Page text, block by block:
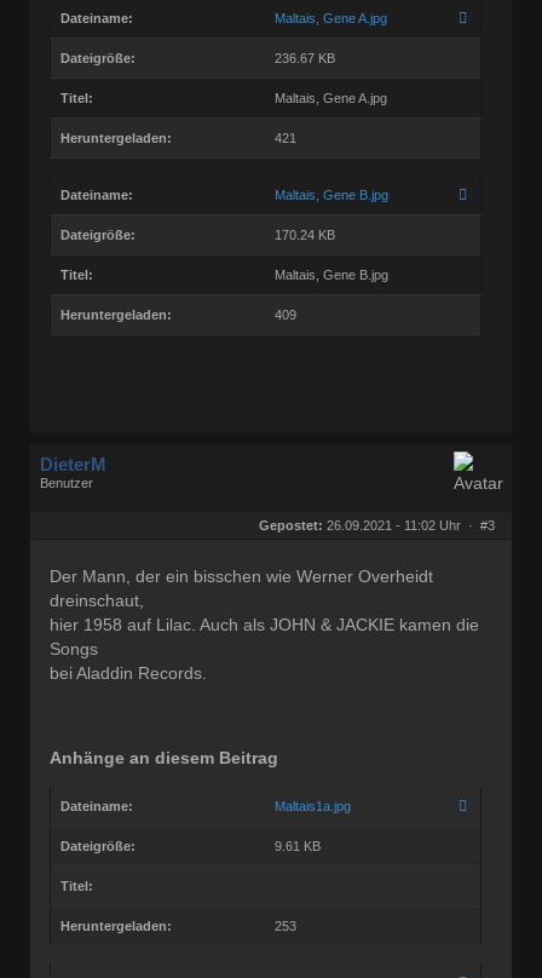
Dateiname: Maltais, Gene A.jpg
Dateigröße: 236.67 KB
Titel: Maltais, Gene A.jpg
Heruntergeladen: 421
Dateiname: Maltais, Gene B.jpg
Dateigröße: 170.24 KB
Titel: Maltais, Gene B.jpg
Heruntergeladen: 409
DieterM
Benutzer
Gepostet: 26.09.2021 - 11:02 Uhr · #3
Der Mann, der ein bisschen wie Werner Overheidt
dreinschaut,
hier 1958 auf Lilac. Auch als JOHN & JACKIE kamen die
Songs
bei Aladdin Records.
Anhänge an diesem Beitrag
Dateiname: Maltais1a.jpg
Dateigröße: 9.61 KB
Titel:
Heruntergeladen: 253